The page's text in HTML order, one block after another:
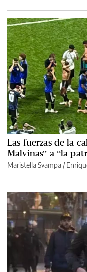
Las fuerzas de la
Malvinas” a “la
Maristella Svampa /